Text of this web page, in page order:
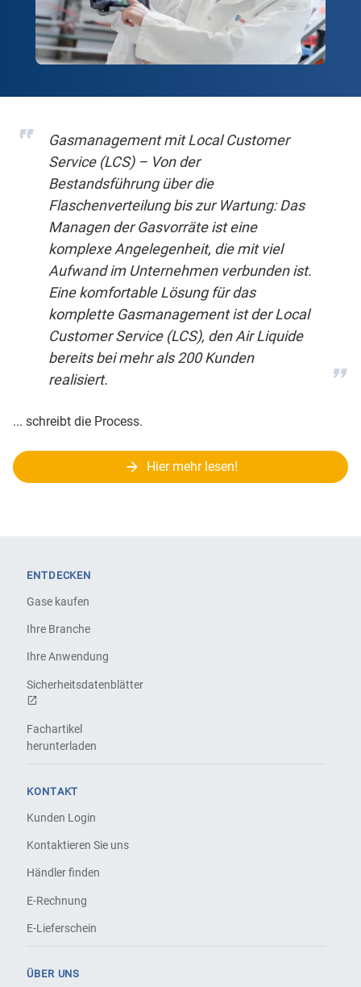
Gasmanagement mit Local Customer
Service (LCS) – Von der
Bestandsführung über die
Flaschenverteilung bis zur Wartung: Das
Managen der Gasvorräte ist eine
komplexe Angelegenheit, die mit viel
Aufwand im Unternehmen verbunden ist.
Eine komfortable Lösung für das
komplette Gasmanagement ist der Local
Customer Service (LCS), den Air Liquide
bereits bei mehr als 200 Kunden
realisiert.
... schreibt die Process.
Hier mehr lesen!
ENTDECKEN
Gase kaufen
Ihre Branche
Ihre Anwendung
Sicherheitsdatenblätter
Fachartikel
herunterladen
KONTAKT
Kunden Login
Kontaktieren Sie uns
Händler finden
E-Rechnung
E-Lieferschein
ÜBER UNS